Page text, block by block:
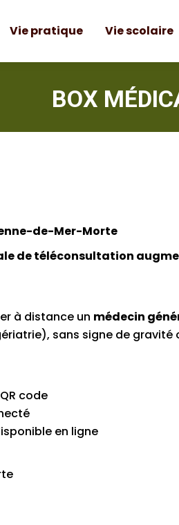
Vie pratique Vie scolaire
BOX
de-Mer-Morte
de téléconsultation
à distance un médecin
sans signe de gravité
code
en ligne
Vie pratique Vie scolaire